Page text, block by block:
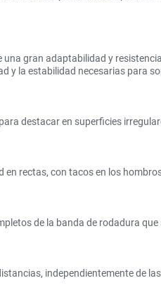
gran adaptabilidad y
y la estabilidad necesarias para
destacar en superficies
rectas, con tacos en los
de la banda de rodadura
independientemente de